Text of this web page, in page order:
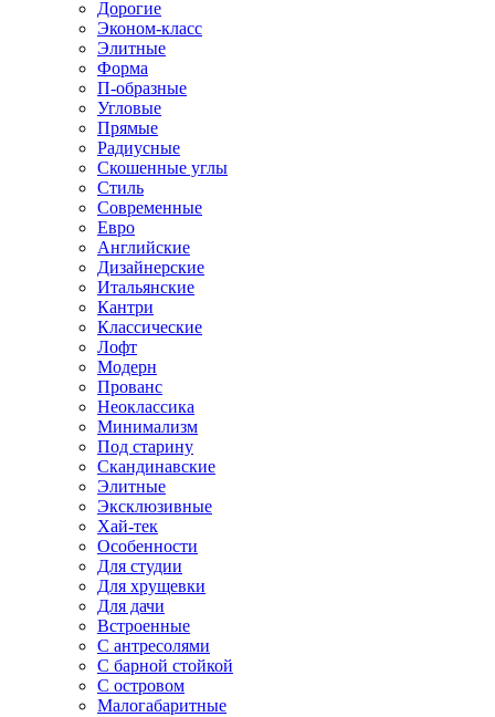
Дорогие
Эконом-класс
Элитные
Форма
П-образные
Угловые
Прямые
Радиусные
Скошенные углы
Стиль
Современные
Евро
Английские
Дизайнерские
Итальянские
Кантри
Классические
Лофт
Модерн
Прованс
Неоклассика
Минимализм
Под старину
Скандинавские
Элитные
Эксклюзивные
Хай-тек
Особенности
Для студии
Для хрущевки
Для дачи
Встроенные
С антресолями
С барной стойкой
С островом
Малогабаритные